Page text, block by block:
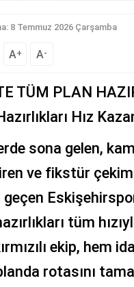
8 Temmuz 2026 Çarşamba
A+ A-
TÜM PLAN
Hız
sona gelen,
ve fikstür
geçen
tüm
ekip, hem
rotasını